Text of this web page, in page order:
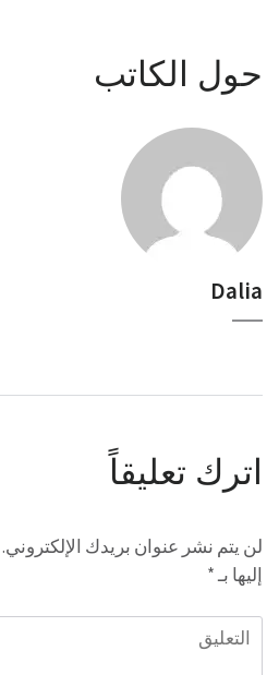
حول الكاتب
Dalia
اترك تعليقاً
لن يتم نشر عنوان بريدك الإلكتروني.
إليها بـ*
التعليق